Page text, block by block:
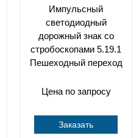
Импульсный
cветодиодный
дорожный знак со
стробоскопами 5.19.1
Пешеходный переход
Цена по запросу
Заказать